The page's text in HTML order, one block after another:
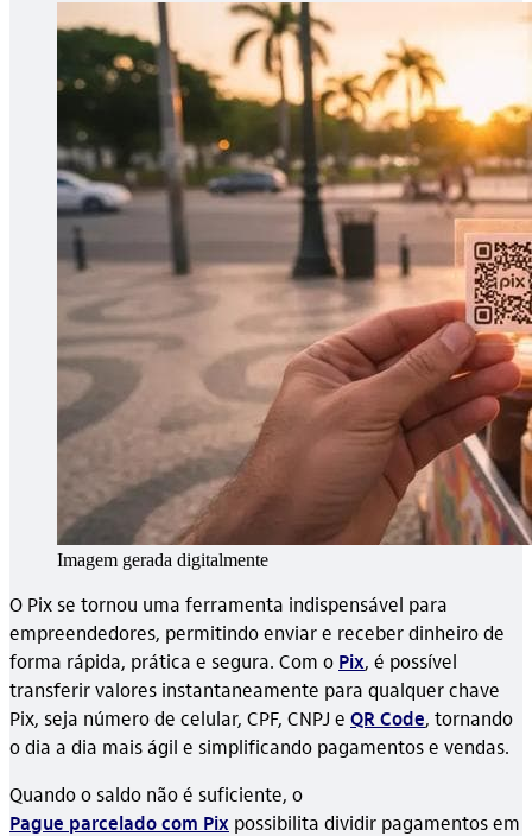
Imagem gerada digitalmente
O Pix se tornou uma ferramenta indispensável para
empreendedores, permitindo enviar e receber dinheiro de
forma rápida, prática e segura. Com o Pix, é possível
transferir valores instantaneamente para qualquer chave
Pix, seja número de celular, CPF, CNPJ e QR Code, tornando
o dia a dia mais ágil e simplificando pagamentos e vendas.
Quando o saldo não é suficiente, o
Pague parcelado com Pix possibilita dividir pagamentos em